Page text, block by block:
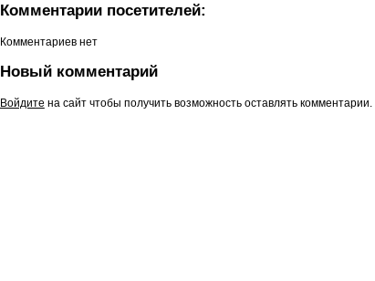
Комментарии посетителей:
Комментариев нет
Новый комментарий
Войдите на сайт чтобы получить возможность оставлять комментарии.